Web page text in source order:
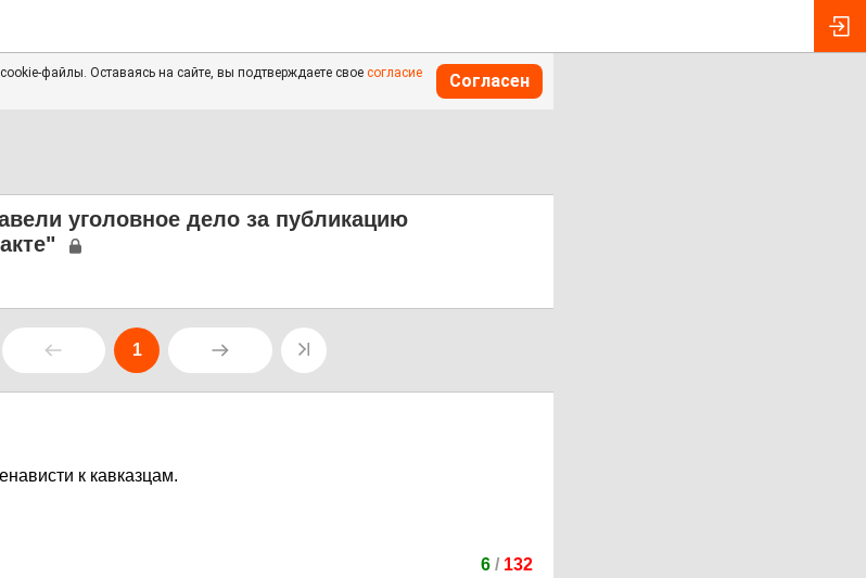
файлы. Оставаясь на сайте, вы подтверждаете свое согласие
Согласен
уголовное дело за публикацию
1
к кавказцам.
6/ 132